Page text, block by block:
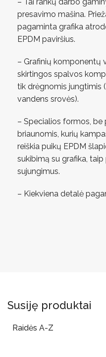
presavimo mašina.
pagaminta grafika
EPDM paviršius.
– Grafinių komponentų
skirtingos spalvos
tik drėgnomis jungtimis
vandens srovės).
– Specialios formos, be
briaunomis, kurių
reiškia puikų EPDM
sukibimą su grafika,
sujungimus.
– Kiekviena detalė
Susiję produktai
Raidės A-Z